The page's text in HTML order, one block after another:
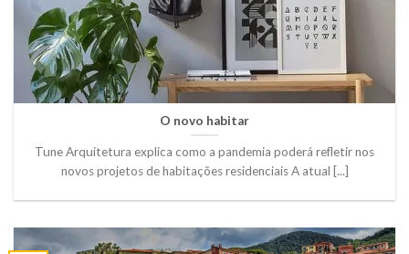
O novo habitar
Tune Arquitetura explica como a pandemia poderá refletir nos
novos projetos de habitações residenciais A atual [...]